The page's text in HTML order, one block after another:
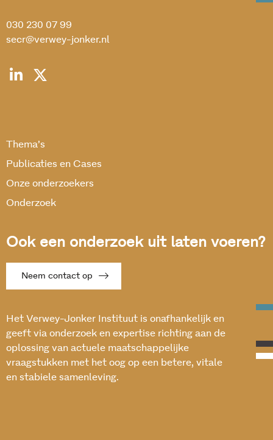
030 230 07 99
secr@verwey-jonker.nl
Thema’s
Publicaties en Cases
Onze onderzoekers
Onderzoek
Ook een onderzoek uit laten voeren?
Neem contact op
Het Verwey-Jonker Instituut is onafhankelijk en
geeft via onderzoek en expertise richting aan de
oplossing van actuele maatschappelijke
vraagstukken met het oog op een betere, vitale
en stabiele samenleving.